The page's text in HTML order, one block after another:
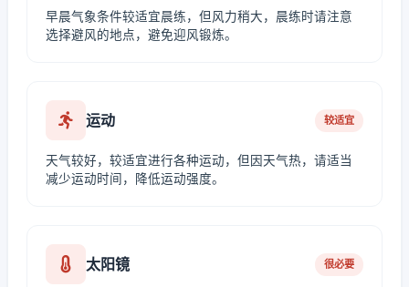
早晨气象条件较适宜晨练，但风力稍大，晨练时请注意
选择避风的地点，避免迎风锻炼。
运动 较适宜
天气较好，较适宜进行各种运动，但因天气热，请适当
减少运动时间，降低运动强度。
太阳镜 很必要